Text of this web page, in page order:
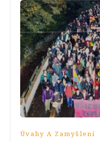
Úvahy A Zamyšlení